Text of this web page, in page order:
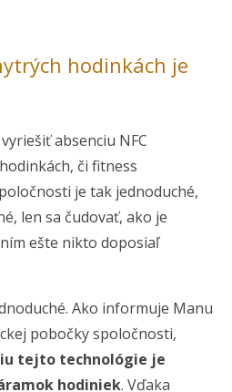
hodinkách je
absenciu NFC
či fitness
je tak jednoduché,
len sa čudovať, ako je
ešte nikto doposiaľ
Ako informuje Manu
pobočky spoločnosti,
tejto technológie je
hodiniek. Vďaka